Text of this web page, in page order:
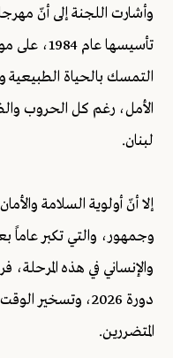
وأشارت اللجنة إلى أنّ
تأسيسها
التمسك بالحياة
الأمل، رغم كل الحروب
لبنان.
إلا أنّ أولوية السلامة
وجمهور، والتي تكبر عاماً
والإنساني في هذه
دورة 2026،
المتضررين.